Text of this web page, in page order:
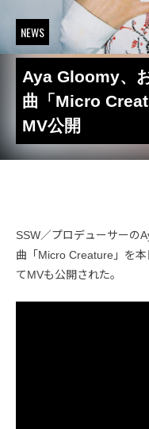
NEWS
Aya Gloomy、
曲「Micro
MV公開
SSW／プロデューサーの
曲「Micro Creature」を
てMVも公開された。